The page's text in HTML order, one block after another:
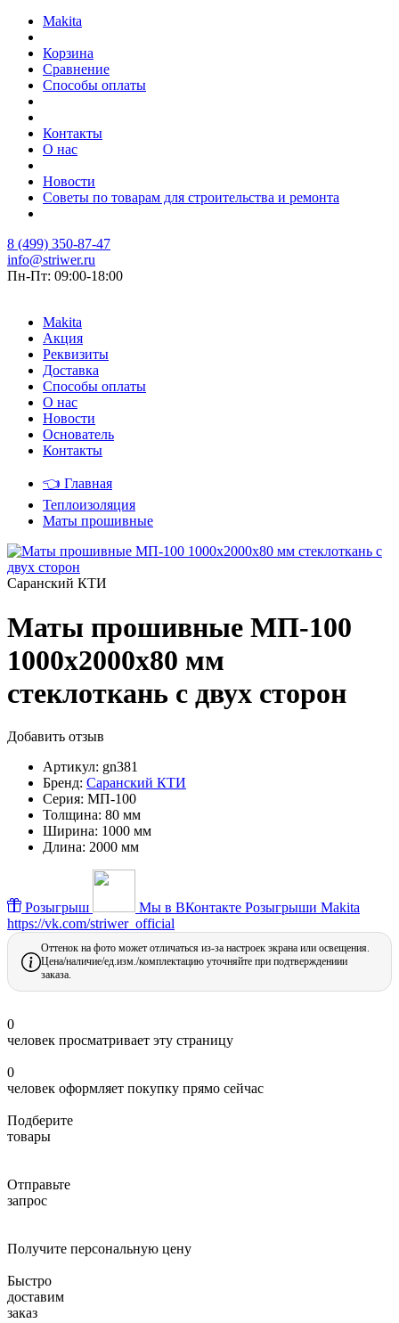
Makita
Корзина
Сравнение
Способы оплаты
Контакты
О нас
Новости
Советы по товарам для строительства и ремонта
8 (499) 350-87-47
info@striwer.ru
Пн-Пт: 09:00-18:00
Makita
Акция
Реквизиты
Доставка
Способы оплаты
О нас
Новости
Основатель
Контакты
👈 Главная
Теплоизоляция
Маты прошивные
Саранский КТИ
Маты прошивные МП-100
1000х2000х80 мм
стеклоткань с двух сторон
Добавить отзыв
Артикул: gn381
Бренд: Саранский КТИ
Серия: МП-100
Толщина: 80 мм
Ширина: 1000 мм
Длина: 2000 мм
Розыгрыш Мы в ВКонтакте Розыгрыши Makita
https://vk.com/striwer_official
Оттенок на фото может отличаться из-за настроек экрана или освещения.
Цена/наличие/ед.изм./комплектацию уточняйте при подтверждениии
заказа.
0
человек просматривает эту страницу
0
человек оформляет покупку прямо сейчас
Подберите
товары
Отправьте
запрос
Получите персональную цену
Быстро
доставим
заказ